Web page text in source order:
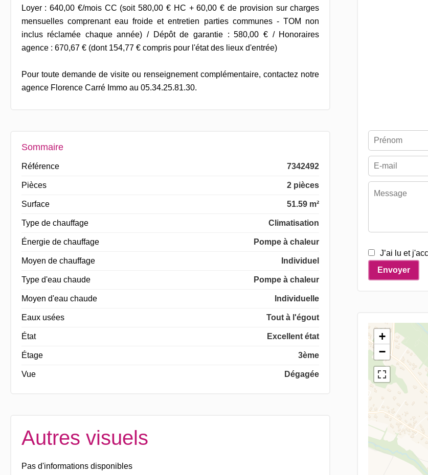
Loyer : 640,00 €/mois CC (soit 580,00 € HC + 60,00 € de provision sur charges
mensuelles comprenant eau froide et entretien parties communes - TOM non
inclus réclamée chaque année) / Dépôt de garantie : 580,00 € / Honoraires
agence : 670,67 € (dont 154,77 € compris pour l'état des lieux d'entrée)
Pour toute demande de visite ou renseignement complémentaire, contactez notre
agence Florence Carré Immo au 05.34.25.81.30.
Sommaire
Référence 7342492
Pièces 2 pièces
Surface 51.59 m²
Type de chauffage Climatisation
Énergie de chauffage Pompe à chaleur
Moyen de chauffage Individuel
Type d'eau chaude Pompe à chaleur
Moyen d'eau chaude Individuelle
Eaux usées Tout à l'égout
État Excellent état
Étage 3ème
Vue Dégagée
Autres visuels
Pas d'informations disponibles
J’ai lu et
Envoyer
+
−